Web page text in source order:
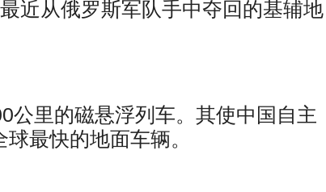
近从俄罗斯军队手中夺回的基辅地
公里的磁悬浮列车。其使中国自主
最快的地面车辆。